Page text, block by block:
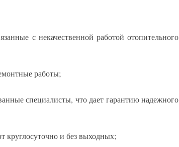
с некачественной работой отопительного
работы;
специалисты, что дает гарантию надежного
круглосуточно и без выходных;